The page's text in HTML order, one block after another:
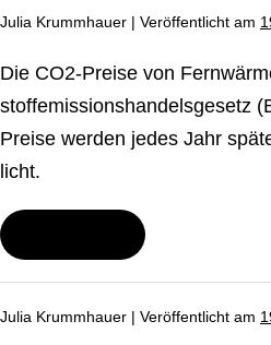
Kos­
auf­
tei­
lungs­
setz
Julia Krummhauer | Ver­öf­fent­licht am
Die CO2-Preise von
stoff­emis­si­ons­han­dels­ge­se­tz
Preise werden jedes Jahr
licht.
Welcher
CO₂-
Preis
bei
Julia Krummhauer | Ver­öf­fent­licht am